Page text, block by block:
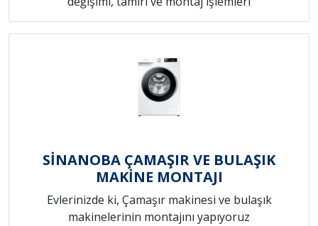
SİNANOBA ÇAMAŞIR VE BULAŞIK
MAKİNE MONTAJI
Evlerinizde ki, Çamaşır makinesi ve bulaşık
makinelerinin montajını yapıyoruz